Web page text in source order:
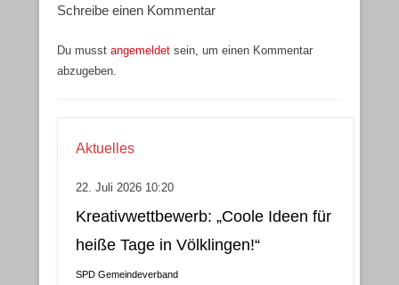
Schreibe einen Kommentar
Du musst angemeldet sein, um einen Kommentar
abzugeben.
Aktuelles
22. Juli 2026 10:20
Kreativwettbewerb: „Coole Ideen für
heiße Tage in Völklingen!“
SPD Gemeindeverband